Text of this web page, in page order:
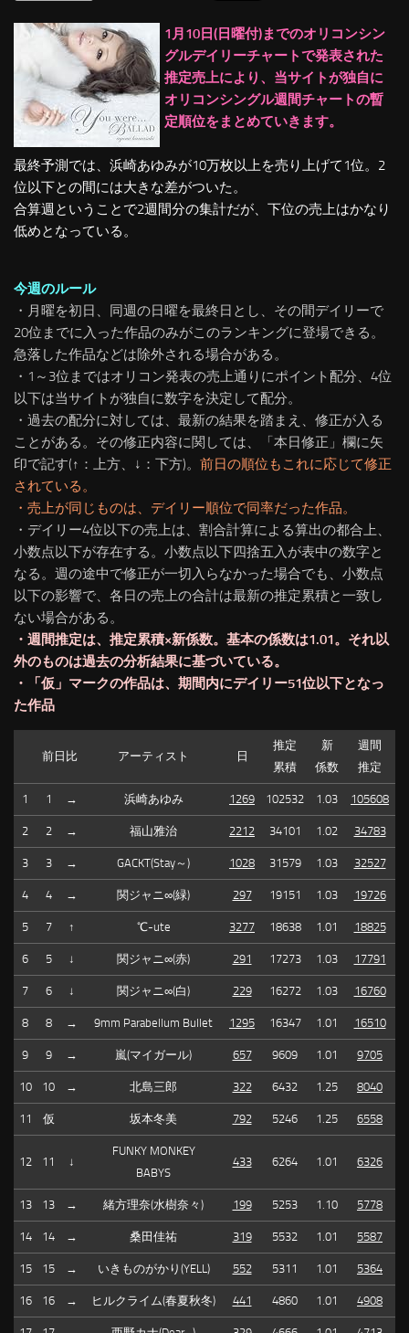
1月10日(日曜付)までのオリコンシン
グルデイリーチャートで発表された
推定売上により、当サイトが独自に
オリコンシングル週間チャートの暫
定順位をまとめていきます。
最終予測では、浜崎あゆみが10万枚以上を売り上げて1位。2
位以下との間には大きな差がついた。
合算週ということで2週間分の集計だが、下位の売上はかなり
低めとなっている。
今週のルール
・月曜を初日、同週の日曜を最終日とし、その間デイリーで
20位までに入った作品のみがこのランキングに登場できる。
急落した作品などは除外される場合がある。
・1～3位まではオリコン発表の売上通りにポイント配分、4位
以下は当サイトが独自に数字を決定して配分。
・過去の配分に対しては、最新の結果を踏まえ、修正が入る
ことがある。 その修正内容に関しては、「本日修正」欄に矢
印で記す(↑：上方、↓：下方)。 前日の順位もこれに応じて修正
されている。
・売上が同じものは、デイリー順位で同率だった作品。
・デイリー4位以下の売上は、割合計算による算出の都合上、
小数点以下が存在する。小数点以下四捨五入が表中の数字と
なる。週の途中で修正が一切入らなかった場合でも、小数点
以下の影響で、各日の売上の合計は最新の推定累積と一致し
ない場合がある。
・週間推定は、推定累積×新係数。基本の係数は1.01。それ以
外のものは過去の分析結果に基づいている。
・「仮」マークの作品は、期間内にデイリー51位以下となっ
た作品
前日比 アーティスト 日
推定
累積
新
係数
週間
推定
1 1 → 浜崎あゆみ 1269 102532 1.03 105608
2 2 → 福山雅治 2212 34101 1.02 34783
3 3 → GACKT(Stay～) 1028 31579 1.03 32527
4 4 → 関ジャニ∞(緑) 297 19151 1.03 19726
5 7 ↑ ℃-ute 3277 18638 1.01 18825
6 5 ↓ 関ジャニ∞(赤) 291 17273 1.03 17791
7 6 ↓ 関ジャニ∞(白) 229 16272 1.03 16760
8 8 → 9mm Parabellum Bullet 1295 16347 1.01 16510
9 9 → 嵐(マイガール) 657 9609 1.01 9705
10 10 → 北島三郎 322 6432 1.25 8040
11 仮 坂本冬美 792 5246 1.25 6558
12 11 ↓
FUNKY MONKEY
BABYS
433 6264 1.01 6326
13 13 → 緒方理奈(水樹奈々) 199 5253 1.10 5778
14 14 → 桑田佳祐 319 5532 1.01 5587
15 15 → いきものがかり(YELL) 552 5311 1.01 5364
16 16 → ヒルクライム(春夏秋冬) 441 4860 1.01 4908